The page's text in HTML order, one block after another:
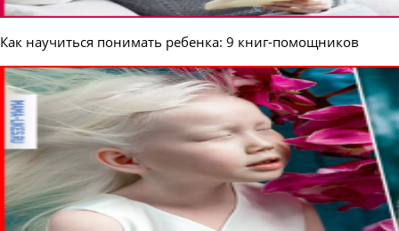
Как научиться понимать ребенка: 9 книг-помощников